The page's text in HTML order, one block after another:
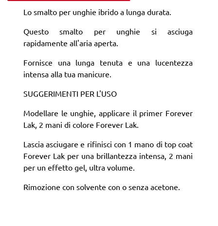
Lo smalto per unghie ibrido a lunga durata.
Questo smalto per unghie si asciuga
rapidamente all'aria aperta.
Fornisce una lunga tenuta e una lucentezza
intensa alla tua manicure.
SUGGERIMENTI PER L'USO
Modellare le unghie, applicare il primer Forever
Lak, 2 mani di colore Forever Lak.
Lascia asciugare e rifinisci con 1 mano di top coat
Forever Lak per una brillantezza intensa, 2 mani
per un effetto gel, ultra volume.
Rimozione con solvente con o senza acetone.